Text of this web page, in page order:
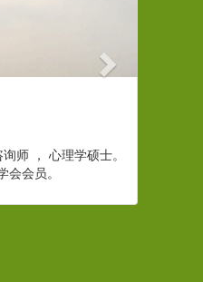
师 ， 心理学硕士。
会会员。